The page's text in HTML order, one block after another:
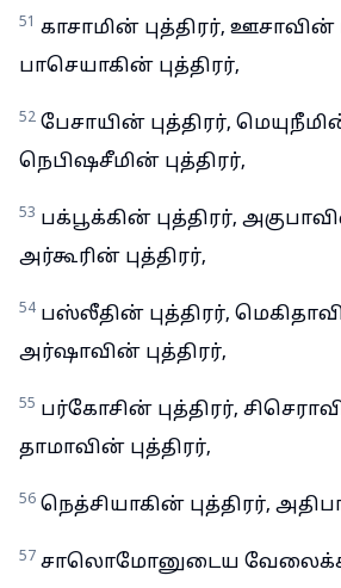
51 காசாமின் புத்திரர், ஊசாவின்
பாசெயாகின் புத்திரர்,
52 பேசாயின் புத்திரர்,
நெபிஷசீமின் புத்திரர்,
53 பக்பூக்கின் புத்திரர்,
அர்கூரின் புத்திரர்,
54 பஸ்லீதின் புத்திரர்,
அர்ஷாவின் புத்திரர்,
55 பர்கோசின் புத்திரர்,
தாமாவின் புத்திரர்,
56 நெத்சியாகின் புத்திரர்,
57 சாலொமோனுடைய